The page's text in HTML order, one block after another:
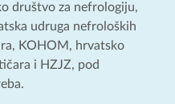
društvo za nefrologiju,
udruga nefroloških
KOHOM, hrvatsko
i HZJZ, pod